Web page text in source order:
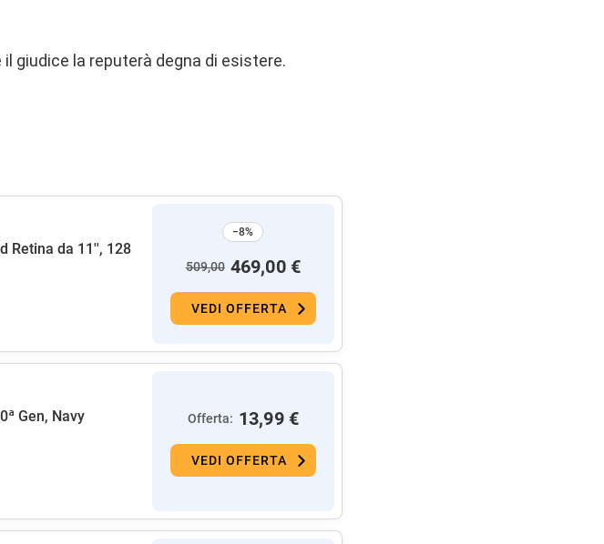
giudice la reputerà degna di esistere.
Retina da 11'', 128
−8%
509,00 469,00 €
VEDI OFFERTA
Gen, Navy Offerta: 13,99 €
VEDI OFFERTA